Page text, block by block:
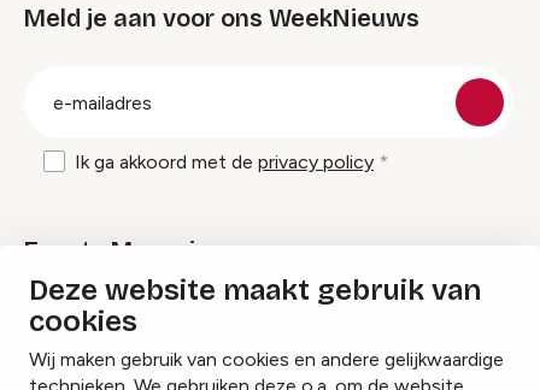
Deze website maakt gebruik van
cookies
Wij maken gebruik van cookies en andere gelijkwaardige
Meld je aan voor ons WeekNieuws
Ik ga akkoord met de privacy policy
Events Magazine
Ik ontvang graag Events Magazine